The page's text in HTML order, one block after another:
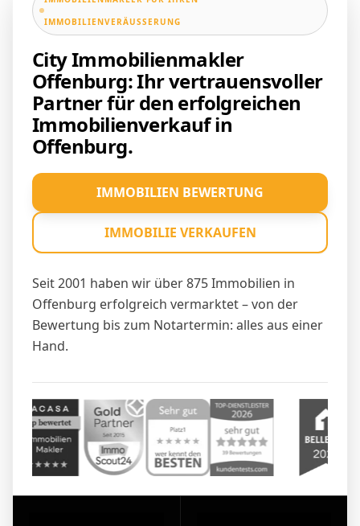
IMMOBILIENVERÄUSSERUNG
City Immobilienmakler
Offenburg: Ihr vertrauensvoller
Partner für den erfolgreichen
Immobilienverkauf in
Offenburg.
Seit 2001 haben wir über 875 Immobilien in
Offenburg erfolgreich vermarktet – von der
Bewertung bis zum Notartermin: alles aus einer
Hand.
IMMOBILIEN BEWERTUNG
IMMOBILIE VERKAUFEN